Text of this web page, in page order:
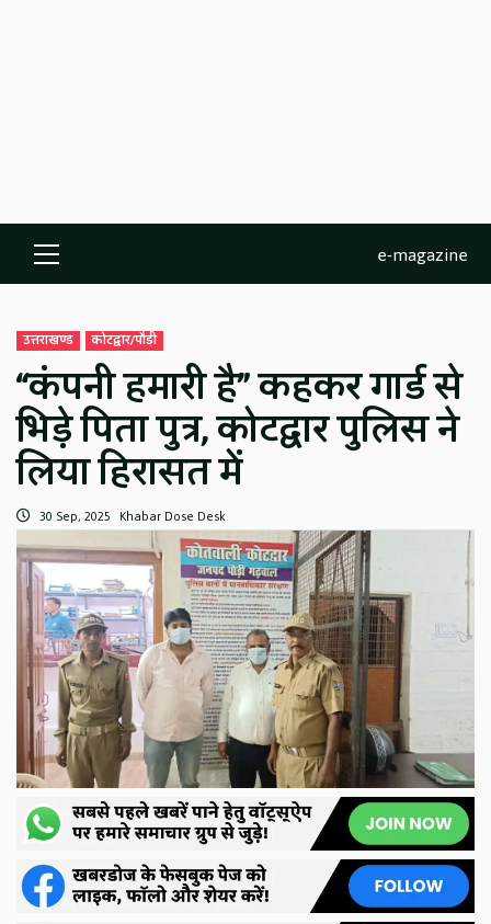
Primary
Menu
e-magazine
उत्तराखण्ड कोटद्वार/पौड़ी
“कंपनी हमारी है” कहकर गार्ड से
भिड़े पिता पुत्र, कोटद्वार पुलिस ने
लिया हिरासत में
30 Sep, 2025 Khabar Dose Desk